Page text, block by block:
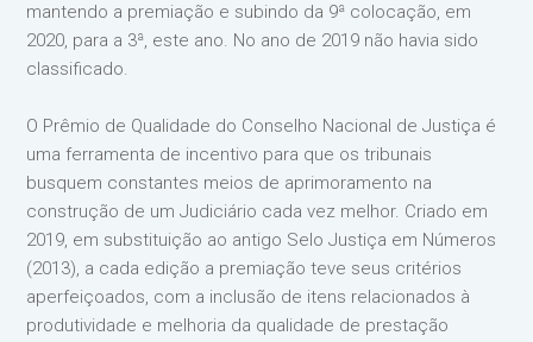
mantendo a premiação e subindo da 9ª colocação, em
2020, para a 3ª, este ano. No ano de 2019 não havia sido
classificado.
O Prêmio de Qualidade do Conselho Nacional de Justiça é
uma ferramenta de incentivo para que os tribunais
busquem constantes meios de aprimoramento na
construção de um Judiciário cada vez melhor. Criado em
2019, em substituição ao antigo Selo Justiça em Números
(2013), a cada edição a premiação teve seus critérios
aperfeiçoados, com a inclusão de itens relacionados à
produtividade e melhoria da qualidade de prestação